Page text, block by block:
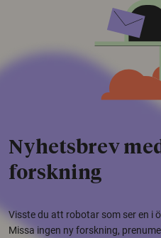
Nyhetsbrev
forskning
Visste du att robotar som ser en i
Missa ingen ny forskning,